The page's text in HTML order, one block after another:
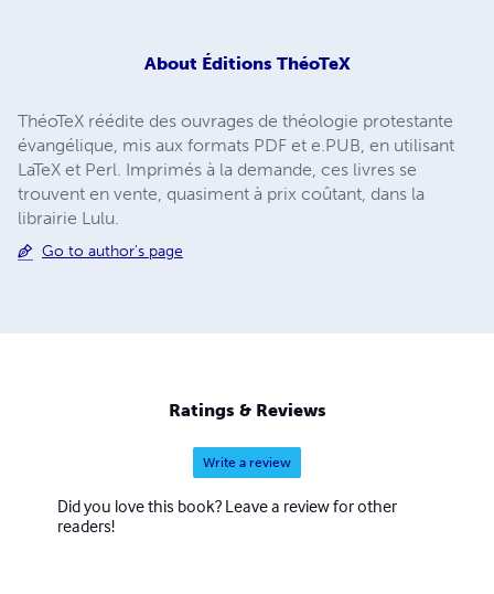
About Éditions ThéoTeX
ThéoTeX réédite des ouvrages de théologie protestante
évangélique, mis aux formats PDF et e.PUB, en utilisant
LaTeX et Perl. Imprimés à la demande, ces livres se
trouvent en vente, quasiment à prix coûtant, dans la
librairie Lulu.
Go to author's page
Ratings & Reviews
Write a review
Did you love this book? Leave a review for other
readers!